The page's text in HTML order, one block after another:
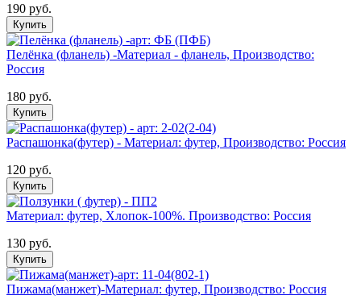
190 руб.
Купить
Пелёнка (фланель) -Материал - фланель, Производство:
Россия
180 руб.
Купить
Распашонка(футер) - Материал: футер, Производство: Россия
120 руб.
Купить
Материал: футер, Хлопок-100%. Производство: Россия
130 руб.
Купить
Пижама(манжет)-Материал: футер, Производство: Россия